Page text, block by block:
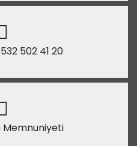
502 41 20
Memnuniyeti